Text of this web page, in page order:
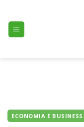
content
ECONOMIA E BUSINESS